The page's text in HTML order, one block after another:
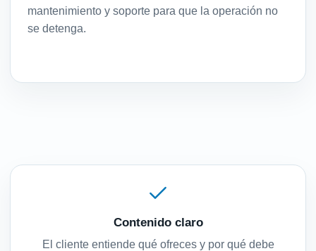
mantenimiento y soporte para que la operación no
se detenga.
Contenido claro
El cliente entiende qué ofreces y por qué debe